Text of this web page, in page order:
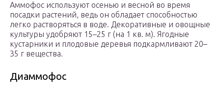
Аммофос используют осенью и весной во время
посадки растений, ведь он обладает способностью
легко растворяться в воде. Декоративные и овощные
культуры удобряют 15–25 г (на 1 кв. м). Ягодные
кустарники и плодовые деревья подкармливают 20–
35 г вещества.
Диаммофос